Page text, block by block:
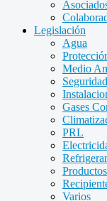
Legislación
Agua
Medio
Gases
PRL
Varios